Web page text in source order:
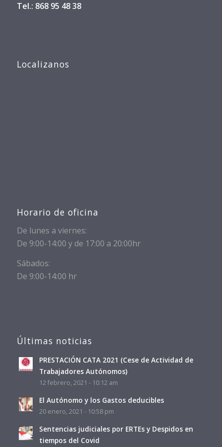
Tel.: 868 95 48 38
Localizanos
Horario de oficina
De lunes a viernes:
De 9:00-14:00 y de 17:00 a 20:00hr
Sábados:
De 9:00-14:00 hr
Últimas noticias
PRESTACIÓN CATA 2021 (Cese de Actividad de
Trabajadores Autónomos)
12 febrero, 2021 - 10:12 am
El Autónomo y los Gastos deducibles
20 enero, 2021 - 10:58 pm
Sentencias judiciales por ERTEs y Despidos en
tiempos del Covid